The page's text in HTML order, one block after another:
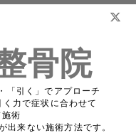
骨院
「引く」でアプローチ
力で症状に合わせて
術
出来ない施術方法です。